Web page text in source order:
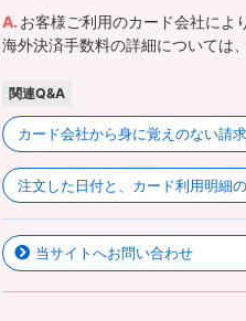
お客様ご利用のカード会社によ
海外決済手数料の詳細については
関連Q&A
カード会社から身に覚えのない請
注文した日付と、カード利用明細
当サイトへお問い合わせ